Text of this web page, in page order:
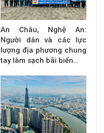
An Châu, Nghệ An:
Người dân và các lực
lượng địa phương chung
tay làm sạch bãi biển…